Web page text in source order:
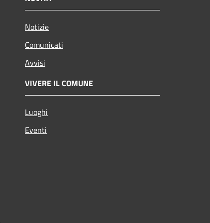
Notizie
Comunicati
Avvisi
VIVERE IL COMUNE
Luoghi
Eventi